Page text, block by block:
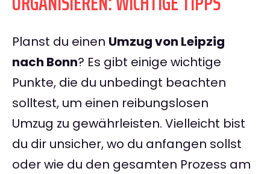
Planst du einen Umzug von Leipzig
nach Bonn? Es gibt einige wichtige
Punkte, die du unbedingt beachten
solltest, um einen reibungslosen
Umzug zu gewährleisten. Vielleicht bist
du dir unsicher, wo du anfangen sollst
oder wie du den gesamten Prozess am